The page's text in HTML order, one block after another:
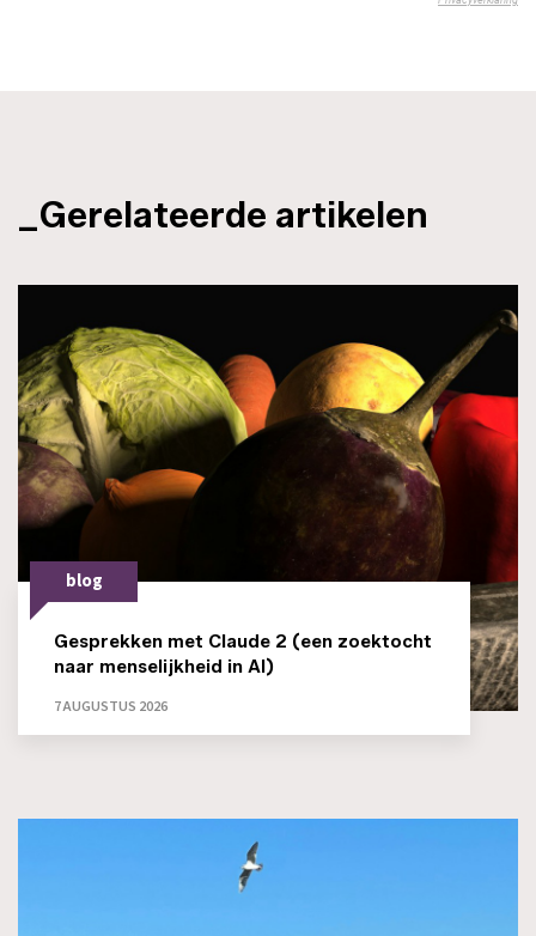
_Gerelateerde artikelen
blog
Gesprekken met Claude 2 (een zoektocht
naar menselijkheid in AI)
7 AUGUSTUS 2026